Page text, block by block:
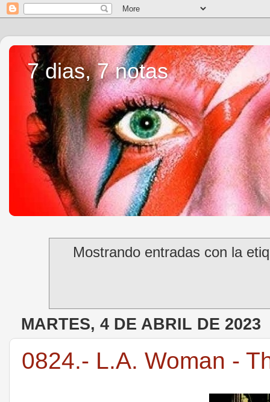
7 dias, 7 notas
Mostrando entradas con la
MARTES, 4 DE ABRIL DE 2023
0824.- L.A. Woman -